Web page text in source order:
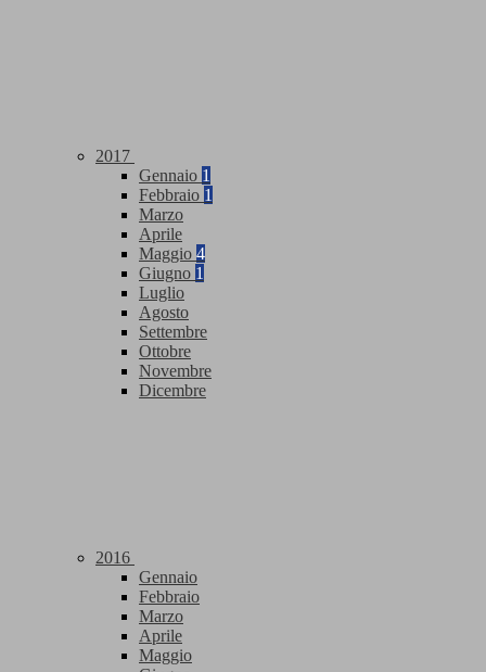
2017
Gennaio 1
Febbraio 1
Marzo
Aprile
Maggio 4
Giugno 1
Luglio
Agosto
Settembre
Ottobre
Novembre
Dicembre
2016
Gennaio
Febbraio
Marzo
Aprile
Maggio